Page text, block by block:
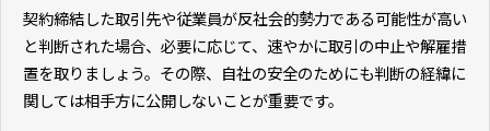
契約締結した取引先や従業員が反社会的勢力である可能性が高い
と判断された場合、必要に応じて、速やかに取引の中止や解雇措
置を取りましょう。その際、自社の安全のためにも判断の経緯に
関しては相手方に公開しないことが重要です。